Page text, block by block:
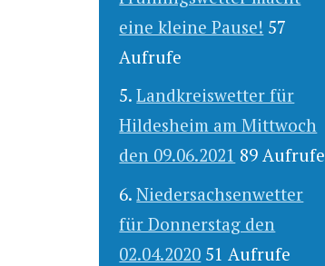
eine kleine Pause! 57
Aufrufe
Landkreiswetter für
Hildesheim am Mittwoch
den 09.06.2021 89 Aufrufe
Niedersachsenwetter
für Donnerstag den
02.04.2020 51 Aufrufe